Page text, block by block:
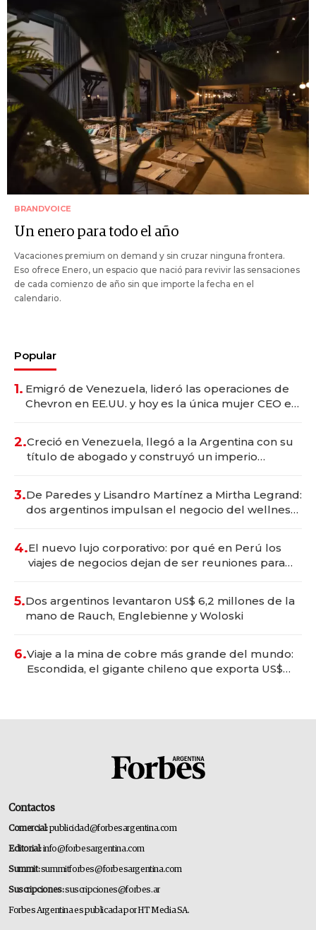
BRANDVOICE
Un enero para todo el año
Vacaciones premium on demand y sin cruzar ninguna frontera.
Eso ofrece Enero, un espacio que nació para revivir las sensaciones
de cada comienzo de año sin que importe la fecha en el
calendario.
Popular
1. Emigró de Venezuela, lideró las operaciones de
Chevron en EE.UU. y hoy es la única mujer CEO en
2.Creció en Venezuela, llegó a la Argentina con su
título de abogado y construyó un imperio
3.De Paredes y Lisandro Martínez a Mirtha Legrand:
dos argentinos impulsan el negocio del wellness
4.El nuevo lujo corporativo: por qué en Perú los
viajes de negocios dejan de ser reuniones para
5.Dos argentinos levantaron US$ 6,2 millones de la
mano de Rauch, Englebienne y Woloski
6.Viaje a la mina de cobre más grande del mundo:
Escondida, el gigante chileno que exporta US$
Contactos
Comercial:publicidad@forbesargentina.com
Editorial:info@forbesargentina.com
Summit:summitforbes@forbesargentina.com
Suscripciones:suscripciones@forbes.ar
Forbes Argentina es publicada por HT Media SA.